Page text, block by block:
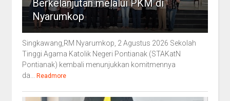
Berkelanjutan melalui PKM di
Nyarumkop
Singkawang,RM Nyarumkop, 2 Agustus 2026 Sekolah
Tinggi Agama Katolik Negeri Pontianak (STAKatN
Pontianak) kembali menunjukkan komitmennya
da...
Readmore